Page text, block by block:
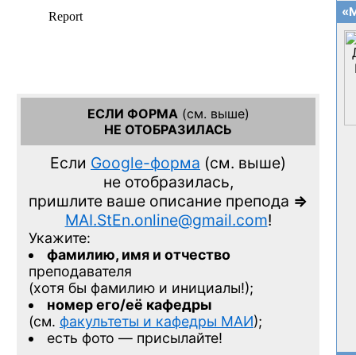
ЕСЛИ ФОРМА(см. выше)
НЕ ОТОБРАЗИЛАСЬ
Если Google-форма (см. выше)
не отобразилась,
пришлите ваше описание препода =>
MAI.StEn.online@gmail.com!
Укажите:
фамилию, имя и отчество
преподавателя
(хотя бы фамилию и инициалы!);
номер его/её кафедры
(см. факультеты и кафедры МАИ);
есть фото — присылайте!